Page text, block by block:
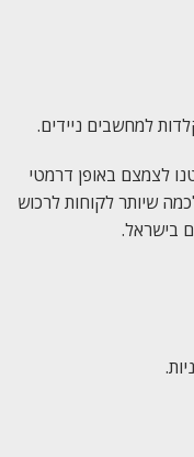
למחשבים ניידים.
לצמצם באופן דרמטי
שיותר לקוחות לרכוש
בישראל.